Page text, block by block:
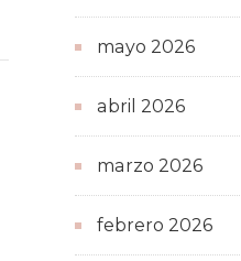
mayo 2026
abril 2026
marzo 2026
febrero 2026